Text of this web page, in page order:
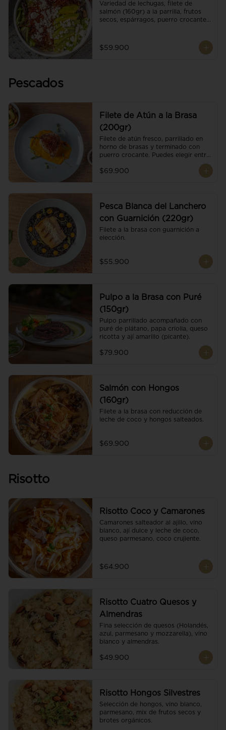
Variedad de lechugas, filete de
salmón (160gr) a la parrilla, frutos
secos, espárragos, puerro crocante,
$59.900
Pescados
Filete de Atún a la Brasa
(200gr)
Filete de atún fresco, parrillado en
horno de brasas y terminado con
puerro crocante. Puedes elegir entre
$69.900
Pesca Blanca del Lanchero
con Guarnición (220gr)
Filete a la brasa con guarnición a
elección.
$55.900
Pulpo a la Brasa con Puré
(150gr)
Pulpo parrillado acompañado con
puré de plátano, papa criolla, queso
ricotta y ají amarillo (picante).
$79.900
Salmón con Hongos
(160gr)
Filete a la brasa con reducción de
leche de coco y hongos salteados.
$69.900
Risotto
Risotto Coco y Camarones
Camarones salteador al ajillo, vino
blanco, ají dulce y leche de coco,
queso parmesano, coco crujiente.
$64.900
Risotto Cuatro Quesos y
Almendras
Fina selección de quesos (Holandés,
azul, parmesano y mozzarella), vino
blanco y almendras.
$49.900
Risotto Hongos Silvestres
Selección de hongos, vino blanco,
parmesano, mix de frutos secos y
brotes orgánicos.